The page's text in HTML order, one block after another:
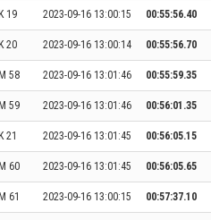
K 19 2023-09-16 13:00:15 00:55:56.40
K 20 2023-09-16 13:00:14 00:55:56.70
M 58 2023-09-16 13:01:46 00:55:59.35
M 59 2023-09-16 13:01:46 00:56:01.35
K 21 2023-09-16 13:01:45 00:56:05.15
M 60 2023-09-16 13:01:45 00:56:05.65
M 61 2023-09-16 13:00:15 00:57:37.10